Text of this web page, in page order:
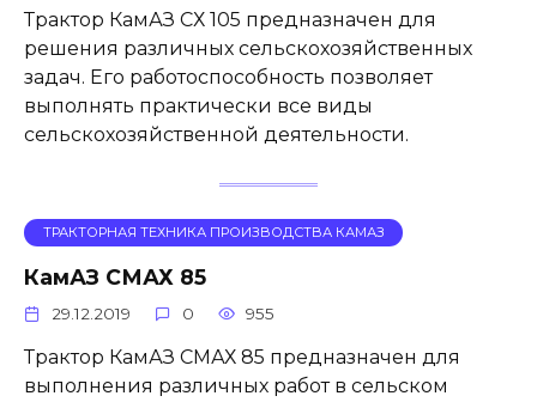
Трактор КамАЗ СХ 105 предназначен для
решения различных сельскохозяйственных
задач. Его работоспособность позволяет
выполнять практически все виды
сельскохозяйственной деятельности.
ТРАКТОРНАЯ ТЕХНИКА ПРОИЗВОДСТВА КАМАЗ
КамАЗ СМАХ 85
29.12.2019 0 955
Трактор КамАЗ СМАХ 85 предназначен для
выполнения различных работ в сельском